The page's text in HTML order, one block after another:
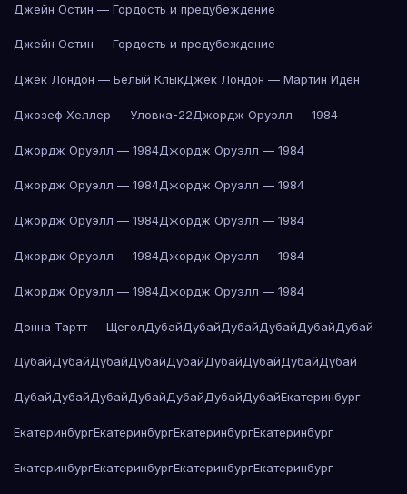
Джейн Остин — Гордость и предубеждение
Джейн Остин — Гордость и предубеждение
Джек Лондон — Белый КлыкДжек Лондон — Мартин Иден
Джозеф Хеллер — Уловка-22Джордж Оруэлл — 1984
Джордж Оруэлл — 1984Джордж Оруэлл — 1984
Джордж Оруэлл — 1984Джордж Оруэлл — 1984
Джордж Оруэлл — 1984Джордж Оруэлл — 1984
Джордж Оруэлл — 1984Джордж Оруэлл — 1984
Джордж Оруэлл — 1984Джордж Оруэлл — 1984
Донна Тартт — ЩеголДубайДубайДубайДубайДубайДубай
ДубайДубайДубайДубайДубайДубайДубайДубайДубай
ДубайДубайДубайДубайДубайДубайДубайЕкатеринбург
ЕкатеринбургЕкатеринбургЕкатеринбургЕкатеринбург
ЕкатеринбургЕкатеринбургЕкатеринбургЕкатеринбург